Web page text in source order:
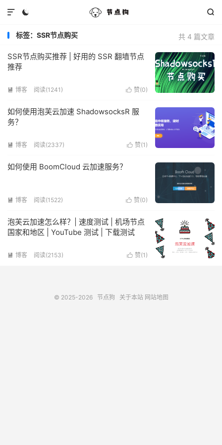
 

共 4 篇文章
标签：SSR节点购买
SSR节点购买推荐 | 好用的 SSR 翻墙节点
推荐
 赞(0)
 博客 阅读(1241)
如何使用泡芙云加速 ShadowsocksR 服
务？
 赞(1 )
 博客 阅读(2337)
如何使用 BoomCloud 云加速服务？
 赞(0)
 博客 阅读(1522)
泡芙云加速怎么样？| 速度测试 | 机场节点
国家和地区 | YouTube 测试 | 下载测试
 赞(1 )
 博客 阅读(2153)
© 2025-2026 节点狗 关于本站 网站地图